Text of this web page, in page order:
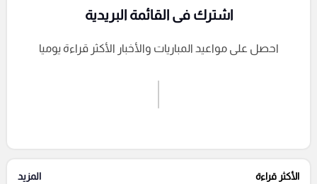
إرسال تعليق
اشترك فى القائمة البريدية
احصل على مواعيد المباريات والأخبار الأكثر قراءة يوميا
الأكثر قراءة المزيد